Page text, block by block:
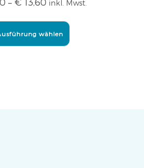
inkl. Mwst.
wählen